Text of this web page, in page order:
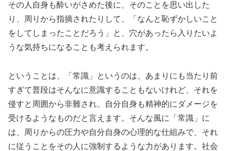
その人自身も酔いがさめた後に、そのことを思い出した
り、周りから指摘されたりして、「なんと恥ずかしいこと
をしてしまったことだろう」と、穴があったら入りたいよ
うな気持ちになることも考えられます。
ということは、「常識」というのは、あまりにも当たり前
すぎて普段はそんなに意識することもないけれど、それを
侵すと周囲から非難され、自分自身も精神的にダメージを
受けるようなものだと言えます。そんな風に「常識」に
は、周りからの圧力や自分自身の心理的な仕組みで、それ
に従うことをその人に強制するような力があります。社会